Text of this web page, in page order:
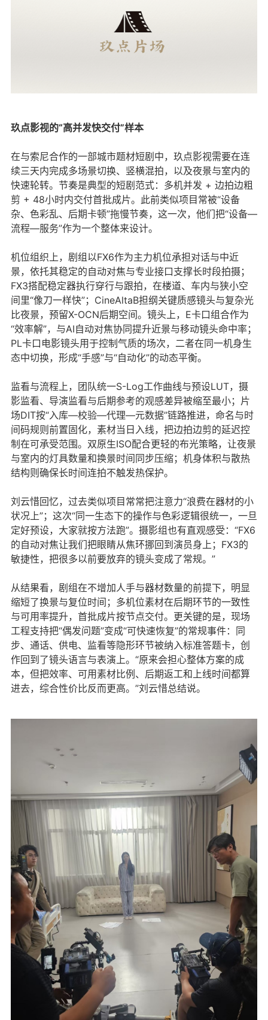
玖点影视的“高并发快交付”样本
在与索尼合作的一部城市题材短剧中，玖点影视需要在连
续三天内完成多场景切换、竖横混拍，以及夜景与室内的
快速轮转。节奏是典型的短剧范式：多机并发 + 边拍边粗
剪 + 48小时内交付首批成片。此前类似项目常被“设备
杂、色彩乱、后期卡顿”拖慢节奏，这一次，他们把“设备—
流程—服务”作为一个整体来设计。
机位组织上，剧组以FX6作为主力机位承担对话与中近
景，依托其稳定的自动对焦与专业接口支撑长时段拍摄；
FX3搭配稳定器执行穿行与跟拍，在楼道、车内与狭小空
间里“像刀一样快”；CineAltaB担纲关键质感镜头与复杂光
比夜景，预留X-OCN后期空间。镜头上，E卡口组合作为
“效率解”，与AI自动对焦协同提升近景与移动镜头命中率；
PL卡口电影镜头用于控制气质的场次，二者在同一机身生
态中切换，形成“手感”与“自动化”的动态平衡。
监看与流程上，团队统一S-Log工作曲线与预设LUT，摄
影监看、导演监看与后期参考的观感差异被缩至最小；片
场DIT按“入库—校验—代理—元数据”链路推进，命名与时
间码规则前置固化，素材当日入线，把边拍边剪的延迟控
制在可承受范围。双原生ISO配合更轻的布光策略，让夜景
与室内的灯具数量和换景时间同步压缩；机身体积与散热
结构则确保长时间连拍不触发热保护。
刘云惜回忆，过去类似项目常常把注意力“浪费在器材的小
状况上”；这次“同一生态下的操作与色彩逻辑很统一，一旦
定好预设，大家就按方法跑”。摄影组也有直观感受：“FX6
的自动对焦让我们把眼睛从焦环挪回到演员身上；FX3的
敏捷性，把很多以前要放弃的镜头变成了常规。”
从结果看，剧组在不增加人手与器材数量的前提下，明显
缩短了换景与复位时间；多机位素材在后期环节的一致性
与可用率提升，首批成片按节点交付。更关键的是，现场
工程支持把“偶发问题”变成“可快速恢复”的常规事件：同
步、通话、供电、监看等隐形环节被纳入标准答题卡，创
作回到了镜头语言与表演上。“原来会担心整体方案的成
本，但把效率、可用素材比例、后期返工和上线时间都算
进去，综合性价比反而更高。”刘云惜总结说。